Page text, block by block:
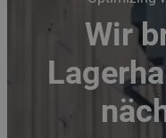
Wir